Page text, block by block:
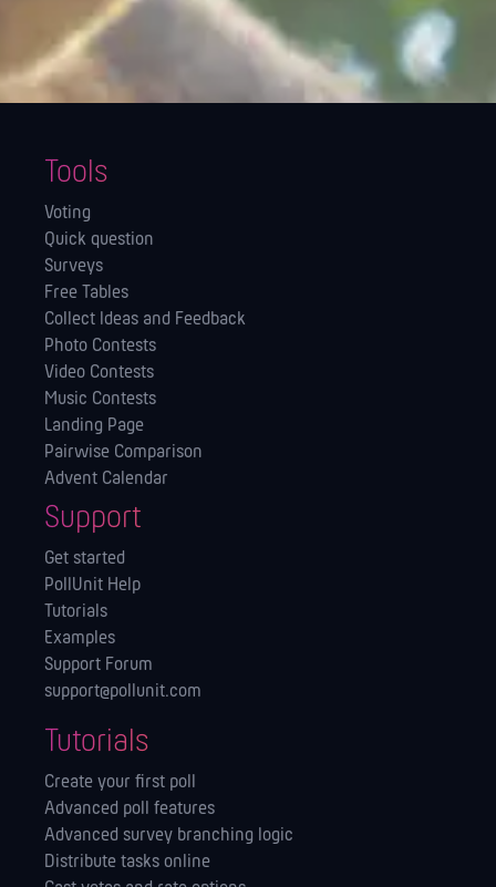
Tools
Voting
Quick question
Surveys
Free Tables
Collect Ideas and Feedback
Photo Contests
Video Contests
Music Contests
Landing Page
Pairwise Comparison
Advent Calendar
Support
Get started
PollUnit Help
Tutorials
Examples
Support Forum
support@pollunit.com
Tutorials
Create your first poll
Advanced poll features
Advanced survey branching logic
Distribute tasks online